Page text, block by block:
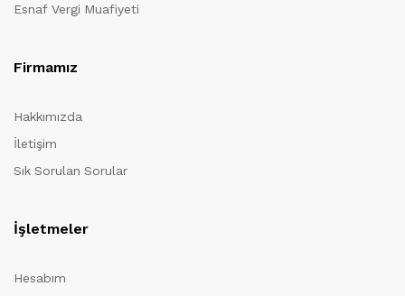
Esnaf Vergi Muafiyeti
Firmamız
Hakkımızda
İletişim
Sık Sorulan Sorular
İşletmeler
Hesabım